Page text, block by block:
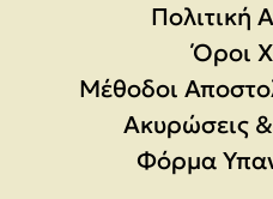
Πολιτική
Όροι
Μέθοδοι
Ακυρώσεις
Φόρμα